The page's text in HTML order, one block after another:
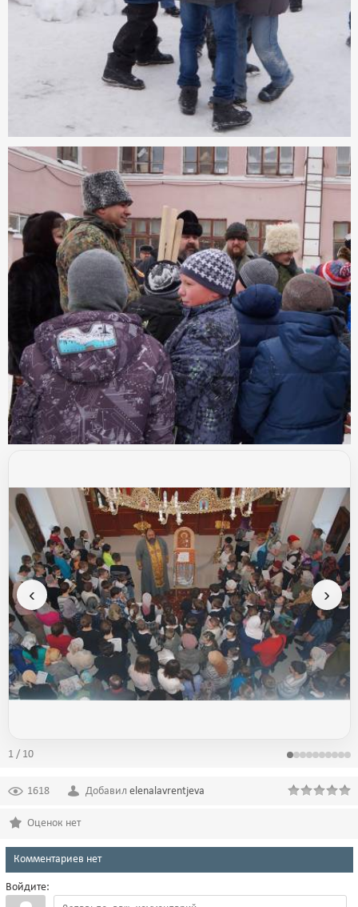
‹ ›
1 / 10
1618 Добавил elenalavrentjeva
Оценок нет
Комментариев нет
Войдите: